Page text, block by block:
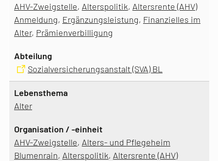
AHV-Zweigstelle, Alterspolitik, Altersrente (AHV)
Anmeldung, Ergänzungsleistung, Finanzielles im
Alter, Prämienverbilligung
Sozialversicherungsanstalt (SVA) BL
Alter
AHV-Zweigstelle, Alters- und Pflegeheim
Blumenrain, Alterspolitik, Altersrente (AHV)